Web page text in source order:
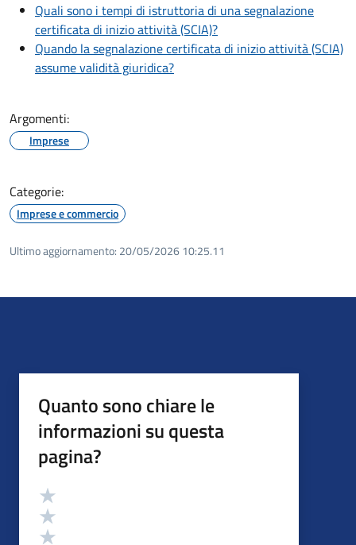
Quali sono i tempi di istruttoria di una segnalazione
certificata di inizio attività (SCIA)?
Quando la segnalazione certificata di inizio attività (SCIA)
assume validità giuridica?
Argomenti:
Imprese
Categorie:
Imprese e commercio
Ultimo aggiornamento: 20/05/2026 10:25.11
Quanto sono chiare le
informazioni su questa
pagina?
Valutazione